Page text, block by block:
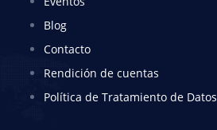
Blog
Contacto
Rendición de cuentas
Política de Tratamiento de Datos